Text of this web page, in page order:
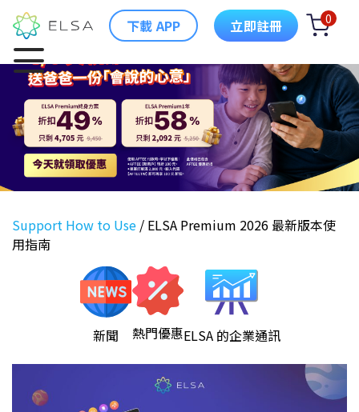
下載 APP 立即註冊 0
Support How to Use / ELSA Premium 2026 最新版本使
用指南
新聞 熱門優惠ELSA 的企業通訊